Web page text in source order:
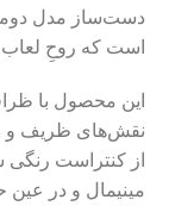
دست‌ساز مدل
است که روحِ
این محصول با
نقش‌های ظریف و
از کنتراست رنگی
مینیمال و در عین